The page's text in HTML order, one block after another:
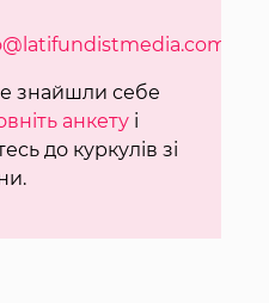
знайшли себе
анкетуі
до куркулів зі